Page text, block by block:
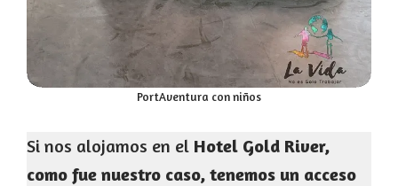
PortAventura con niños
Si nos alojamos en el Hotel Gold River,
como fue nuestro caso, tenemos un acceso